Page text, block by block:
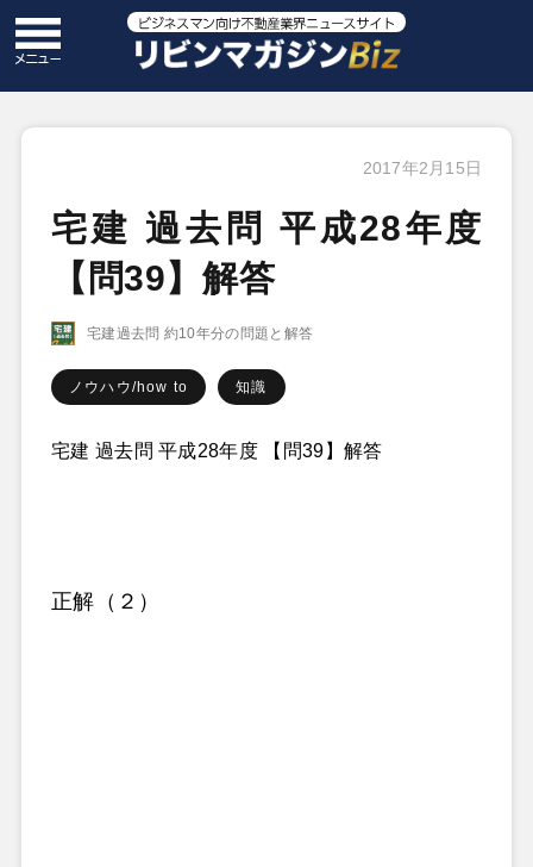
2017年2月15日
宅建 過去問 平成28年度
【問39】解答
宅建過去問 約10年分の問題と解答
ノウハウ/how to 知識
宅建 過去問 平成28年度 【問39】解答
正解（２）